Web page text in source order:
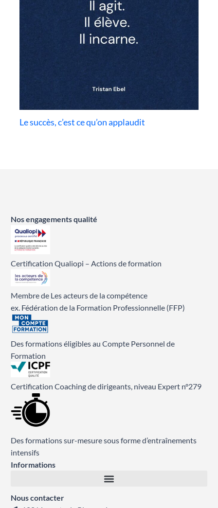
Le succès, c’est ce qu’on applaudit
Nos engagements qualité
Certification Qualiopi – Actions de formation
Membre de Les acteurs de la compétence
ex. Fédération de la Formation Professionnelle (FFP)
Des formations éligibles au Compte Personnel de
Formation
Certification Coaching de dirigeants, niveau Expert n°279
Des formations sur-mesure sous forme d’entraînements
intensifs
Informations
Nous contacter